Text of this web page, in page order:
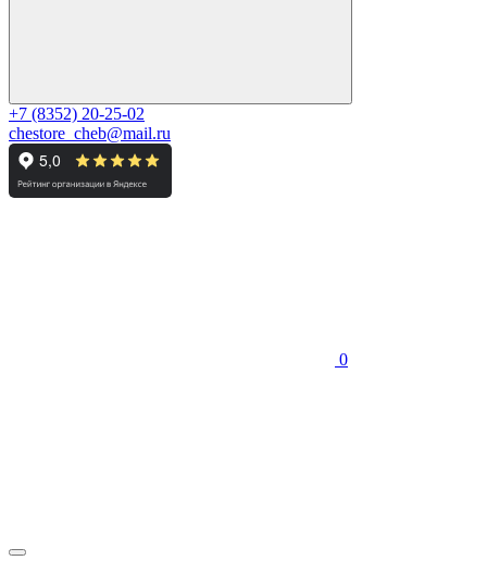
+7 (8352) 20-25-02
chestore_cheb@mail.ru
0